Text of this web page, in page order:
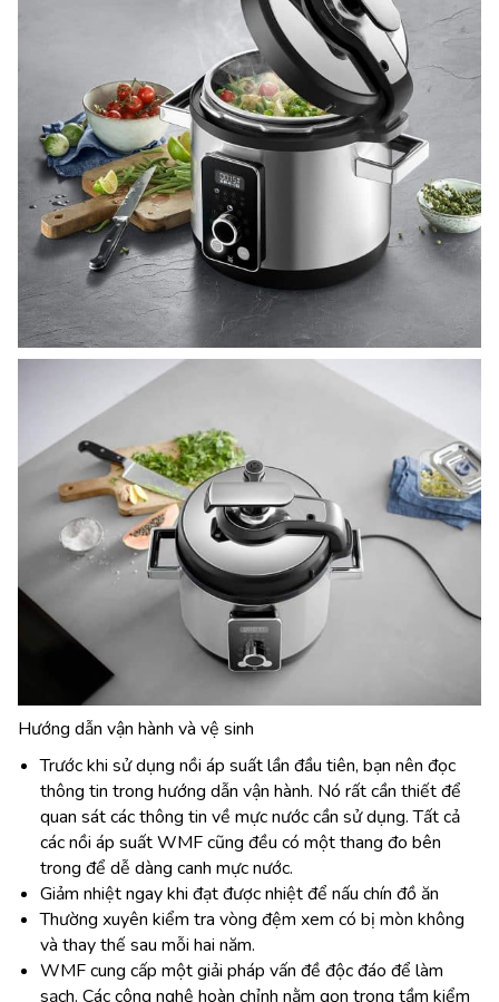
Hướng dẫn vận hành và vệ sinh
Trước khi sử dụng nồi áp suất lần đầu tiên, bạn nên đọc
thông tin trong hướng dẫn vận hành. Nó rất cần thiết để
quan sát các thông tin về mực nước cần sử dụng. Tất cả
các nồi áp suất WMF cũng đều có một thang đo bên
trong để dễ dàng canh mực nước.
Giảm nhiệt ngay khi đạt được nhiệt để nấu chín đồ ăn
Thường xuyên kiểm tra vòng đệm xem có bị mòn không
và thay thế sau mỗi hai năm.
WMF cung cấp một giải pháp vấn đề độc đáo để làm
sạch. Các công nghệ hoàn chỉnh nằm gọn trong tầm kiểm